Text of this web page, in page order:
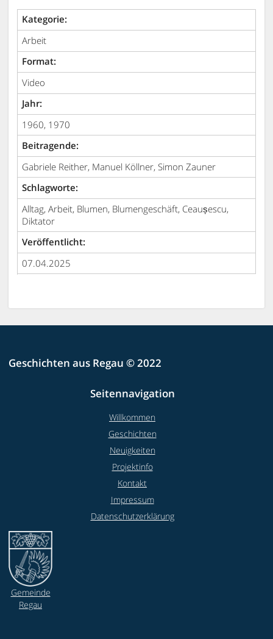
Kategorie:
Arbeit
Format:
Video
Jahr:
1960, 1970
Beitragende:
Gabriele Reither, Manuel Köllner, Simon Zauner
Schlagworte:
Alltag, Arbeit, Blumen, Blumengeschäft, Ceaușescu,
Diktator
Veröffentlicht:
07.04.2025
Geschichten aus Regau © 2022
Seitennavigation
Willkommen
Geschichten
Neuigkeiten
Projektinfo
Kontakt
Impressum
Datenschutzerklärung
Gemeinde
Regau